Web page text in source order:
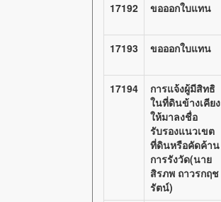
17192 ขอออกใบแทน
17193 ขอออกใบแทน
17194
การแจ้งผู้มีสิทธิ
ในที่ดินข้างเคียง
ให้มาลงชื่อ
รับรองแนวเขต
ที่ดินหรือคัดค้าน
การรังวัด(นาย
สิรภพ ถาวรกฤช
รัตน์)